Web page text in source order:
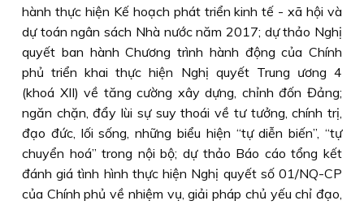
hành thực hiện Kế hoạch phát triển kinh tế - xã hội và
dự toán ngân sách Nhà nước năm 2017; dự thảo Nghị
quyết ban hành Chương trình hành động của Chính
phủ triển khai thực hiện Nghị quyết Trung ương 4
(khoá XII) về tăng cường xây dựng, chỉnh đốn Đảng;
ngăn chặn, đẩy lùi sự suy thoái về tư tưởng, chính trị,
đạo đức, lối sống, những biểu hiện “tự diễn biến”, “tự
chuyển hoá” trong nội bộ; dự thảo Báo cáo tổng kết
đánh giá tình hình thực hiện Nghị quyết số 01/NQ-CP
của Chính phủ về nhiệm vụ, giải pháp chủ yếu chỉ đạo,